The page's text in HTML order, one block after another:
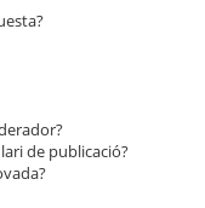
de publicació?